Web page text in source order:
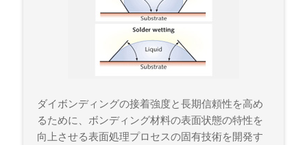
ダイボンディングの接着強度と長期信頼性を高め
るために、ボンディング材料の表面状態の特性を
向上させる表面処理プロセスの固有技術を開発す